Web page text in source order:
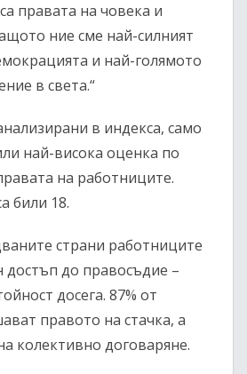
правата на човека и
ние сме най-силният
и най-голямото
в света.“
в индекса, само
най-висока оценка по
на работниците.
били 18.
страни работниците
достъп до правосъдие –
досега. 87% от
правото на стачка, а
колективно договаряне.